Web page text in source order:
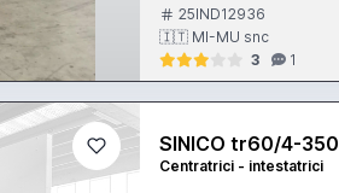
25IND12936
🇮🇹 MI-MU snc
3
1
SINICO tr60/4-350
Centratrici - intestatrici